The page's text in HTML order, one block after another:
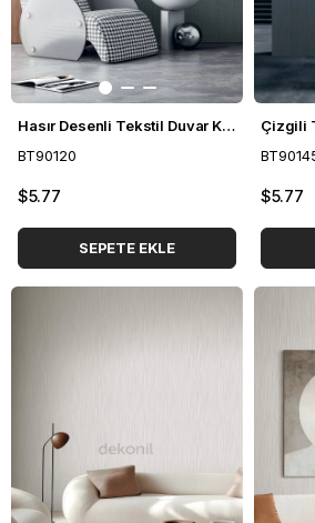
Hasır Desenli Tekstil Duvar Kağıdı BT90120
BT90120
$5.77
SEPETE EKLE
$5.77